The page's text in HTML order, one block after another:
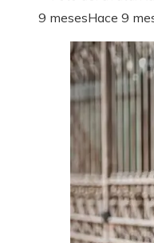
9 mesesHace 9